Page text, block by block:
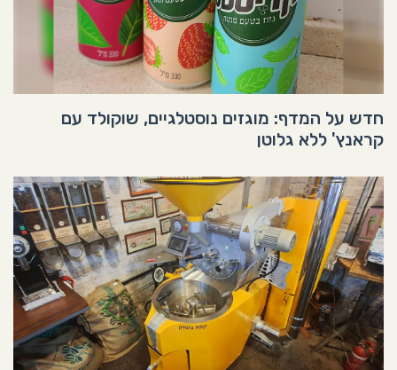
חדש על המדף: מוגזים נוסטלגיים, שוקולד עם
קראנץ' ללא גלוטן